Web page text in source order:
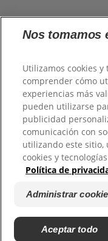
@2026
Nos tomamos
Utilizamos cookies
comprender cómo
experiencias más
pueden utilizarse
publicidad
comunicación con
utilizando este sitio,
cookies y
Política de
Administrar
Aceptar todo